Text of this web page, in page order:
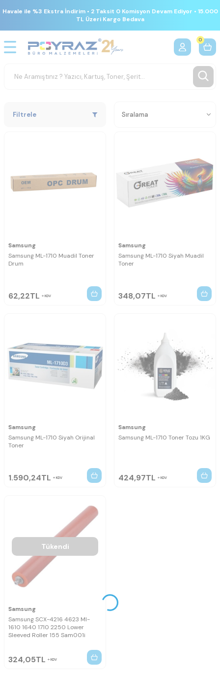
Havale ile %3 Ekstra İndirim • 2 Taksit 0 Komisyon Devam Ediyor • 15.000
TL Üzeri Kargo Bedava
0
Filtrele
Samsung
Samsung ML-1710 Muadil Toner
Drum
62,22TL KDV
Samsung
Samsung ML-1710 Siyah Muadil
Toner
348,07TL KDV
Samsung
Samsung ML-1710 Siyah Orijinal
Toner
1.590,24TL KDV
Samsung
Samsung ML-1710 Toner Tozu 1KG
424,97TL KDV
Tükendi
Samsung
Samsung SCX-4216 4623 Ml-
1610 1640 1710 2250 Lower
Sleeved Roller 155 Sam001i
324,05TL KDV